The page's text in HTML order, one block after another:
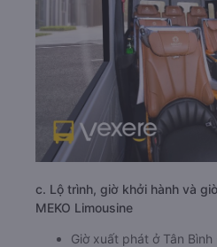
c. Lộ trình, giờ khởi hành và
MEKO Limousine
Giờ xuất phát ở Tân